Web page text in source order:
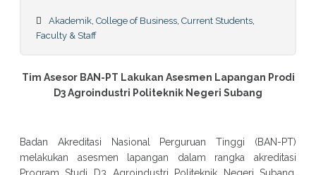
Akademik, College of Business, Current Students,
Faculty & Staff
Tim Asesor BAN-PT Lakukan Asesmen Lapangan Prodi
D3 Agroindustri Politeknik Negeri Subang
Badan Akreditasi Nasional Perguruan Tinggi (BAN-PT)
melakukan asesmen lapangan dalam rangka akreditasi